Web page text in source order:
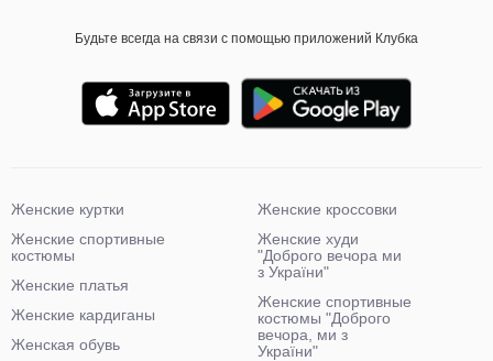
Будьте всегда на связи с помощью приложений Клубка
Женские куртки
Женские спортивные
костюмы
Женские платья
Женские кардиганы
Женская обувь
Женские кроссовки
Женские худи
"Доброго вечора ми
з України"
Женские спортивные
костюмы "Доброго
вечора, ми з
України"